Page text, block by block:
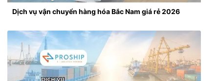
Dịch vụ vận chuyển hàng hóa Bắc Nam giá rẻ 2026